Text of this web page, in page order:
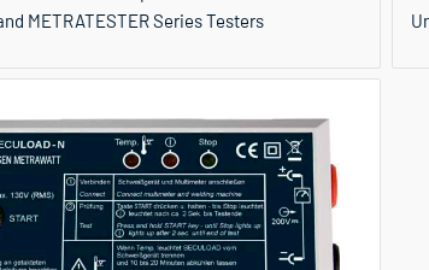
METRATESTER Series Testers